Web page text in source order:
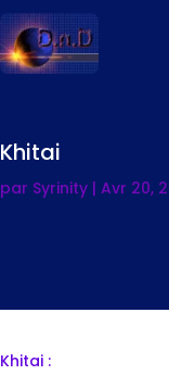
Khitai
par Syrinity | Avr 20,
Khitai :